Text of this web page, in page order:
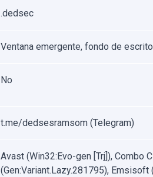
.dedsec
Ventana emergente, fondo de
No
t.me/dedsesramsom (Telegram)
Avast (Win32:Evo-gen [Trj]), Combo
(Gen:Variant.Lazy.281795), Emsisoft